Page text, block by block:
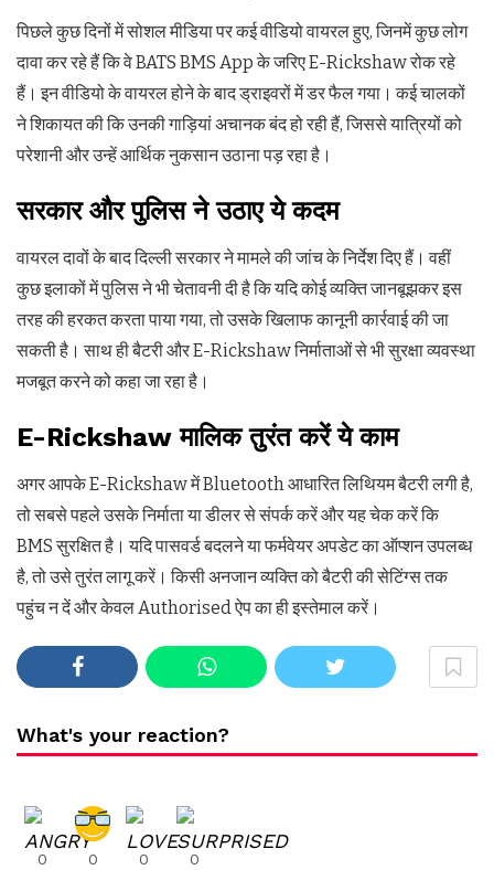
पिछले कुछ दिनों में सोशल मीडिया पर कई वीडियो वायरल हुए, जिनमें कुछ लोग
दावा कर रहे हैं कि वे BATS BMS App के जरिए E-Rickshaw रोक रहे
हैं। इन वीडियो के वायरल होने के बाद ड्राइवरों में डर फैल गया। कई चालकों
ने शिकायत की कि उनकी गाड़ियां अचानक बंद हो रही हैं, जिससे यात्रियों को
परेशानी और उन्हें आर्थिक नुकसान उठाना पड़ रहा है।
सरकार और पुलिस ने उठाए ये कदम
वायरल दावों के बाद दिल्ली सरकार ने मामले की जांच के निर्देश दिए हैं। वहीं
कुछ इलाकों में पुलिस ने भी चेतावनी दी है कि यदि कोई व्यक्ति जानबूझकर इस
तरह की हरकत करता पाया गया, तो उसके खिलाफ कानूनी कार्रवाई की जा
सकती है। साथ ही बैटरी और E-Rickshaw निर्माताओं से भी सुरक्षा व्यवस्था
मजबूत करने को कहा जा रहा है।
E-Rickshaw मालिक तुरंत करें ये काम
अगर आपके E-Rickshaw में Bluetooth आधारित लिथियम बैटरी लगी है,
तो सबसे पहले उसके निर्माता या डीलर से संपर्क करें और यह चेक करें कि
BMS सुरक्षित है। यदि पासवर्ड बदलने या फर्मवेयर अपडेट का ऑप्शन उपलब्ध
है, तो उसे तुरंत लागू करें। किसी अनजान व्यक्ति को बैटरी की सेटिंग्स तक
पहुंच न दें और केवल Authorised ऐप का ही इस्तेमाल करें।
What's your reaction?
0 0 0 0